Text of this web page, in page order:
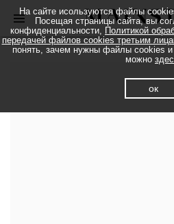
На сайте исользуются файлы
Посещая страницы сайта, вы
конфиденциальности, Политикой
передачей файлов cookies третьим
понять, зачем нужны файлы cookies и
можно
ок